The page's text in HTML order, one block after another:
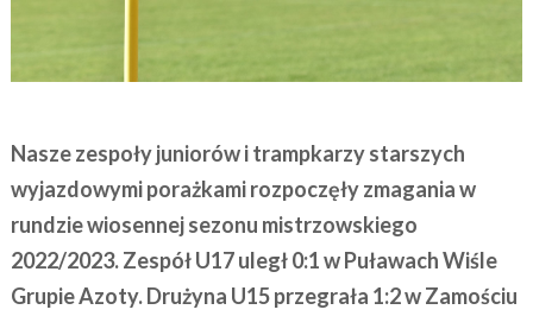
Nasze zespoły juniorów i trampkarzy starszych
wyjazdowymi porażkami rozpoczęły zmagania w
rundzie wiosennej sezonu mistrzowskiego
2022/2023. Zespół U17 uległ 0:1 w Puławach Wiśle
Grupie Azoty. Drużyna U15 przegrała 1:2 w Zamościu